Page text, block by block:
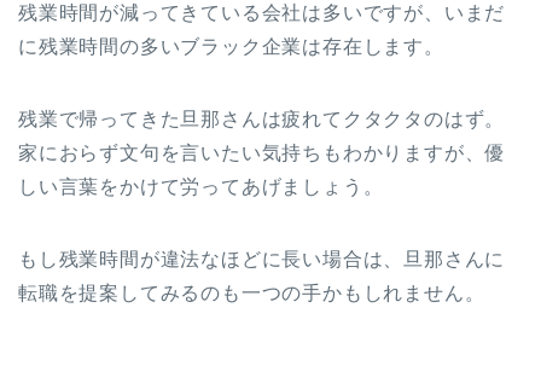
残業時間が減ってきている会社は多いですが、いまだ
に残業時間の多いブラック企業は存在します。
残業で帰ってきた旦那さんは疲れてクタクタのはず。
家におらず文句を言いたい気持ちもわかりますが、優
しい言葉をかけて労ってあげましょう。
もし残業時間が違法なほどに長い場合は、旦那さんに
転職を提案してみるのも一つの手かもしれません。